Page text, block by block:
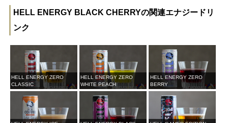
HELL ENERGY BLACK CHERRYの関連エナジードリ
ンク
HELL ENERGY ZERO
CLASSIC
HELL ENERGY ZERO
WHITE PEACH
HELL ENERGY ZERO
BERRY